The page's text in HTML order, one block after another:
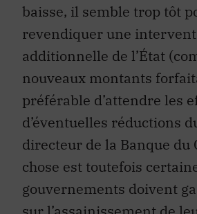
baisse, il semble trop tôt
revendiquer une
additionnelle de l’État
nouveaux montants
préférable d’attendre les
d’éventuelles réductions
directeur de la Banque du
chose est toutefois
gouvernements doivent